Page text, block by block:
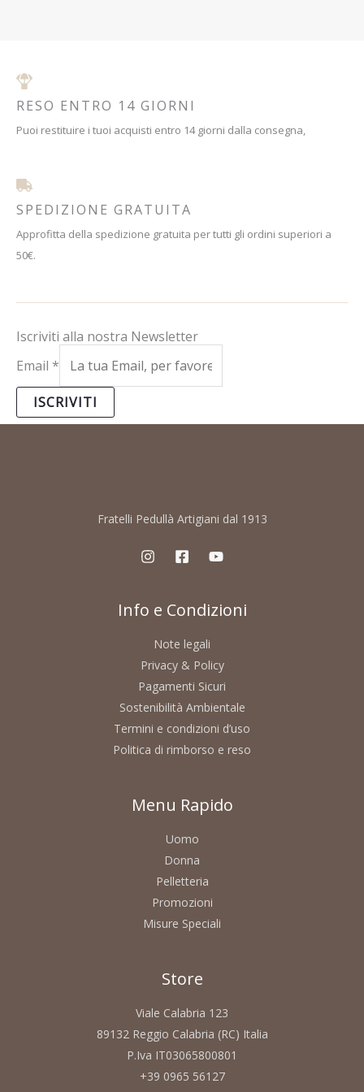
RESO ENTRO 14 GIORNI
Puoi restituire i tuoi acquisti entro 14 giorni dalla consegna,
SPEDIZIONE GRATUITA
Approfitta della spedizione gratuita per tutti gli ordini superiori a
50€.
Iscriviti alla nostra Newsletter
Email *
ISCRIVITI
Fratelli Pedullà Artigiani dal 1913
Info e Condizioni
Note legali
Privacy & Policy
Pagamenti Sicuri
Sostenibilità Ambientale
Termini e condizioni d’uso
Politica di rimborso e reso
Menu Rapido
Uomo
Donna
Pelletteria
Promozioni
Misure Speciali
Store
Viale Calabria 123
89132 Reggio Calabria (RC) Italia
P.Iva IT03065800801
+39 0965 56127